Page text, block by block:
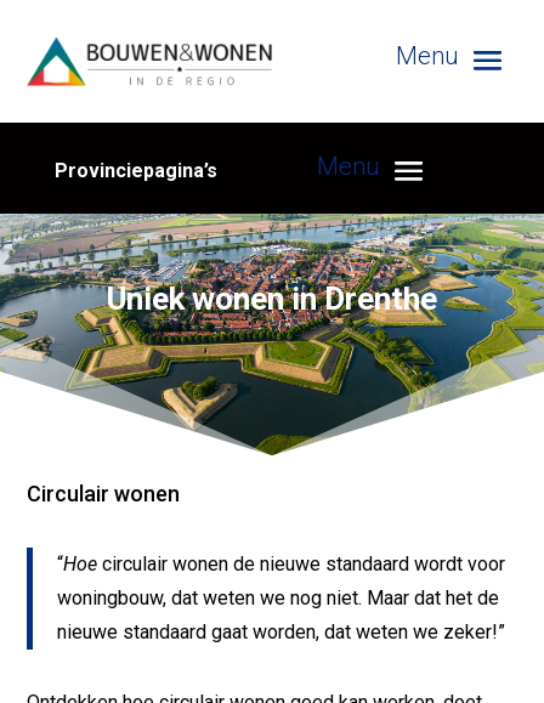
Provinciepagina’s
Uniek wonen in Drenthe
Circulair wonen
“Hoe circulair wonen de nieuwe standaard wordt voor
woningbouw, dat weten we nog niet. Maar dat het de
nieuwe standaard gaat worden, dat weten we zeker!”